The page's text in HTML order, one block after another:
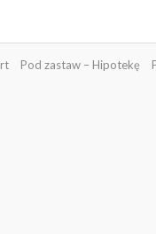
Pod zastaw – Hipotekę